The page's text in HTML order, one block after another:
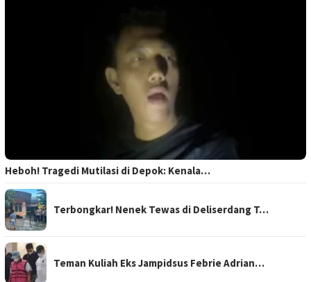
Heboh! Tragedi Mutilasi di Depok: Kenala…
Terbongkar! Nenek Tewas di Deliserdang T…
Teman Kuliah Eks Jampidsus Febrie Adrian…